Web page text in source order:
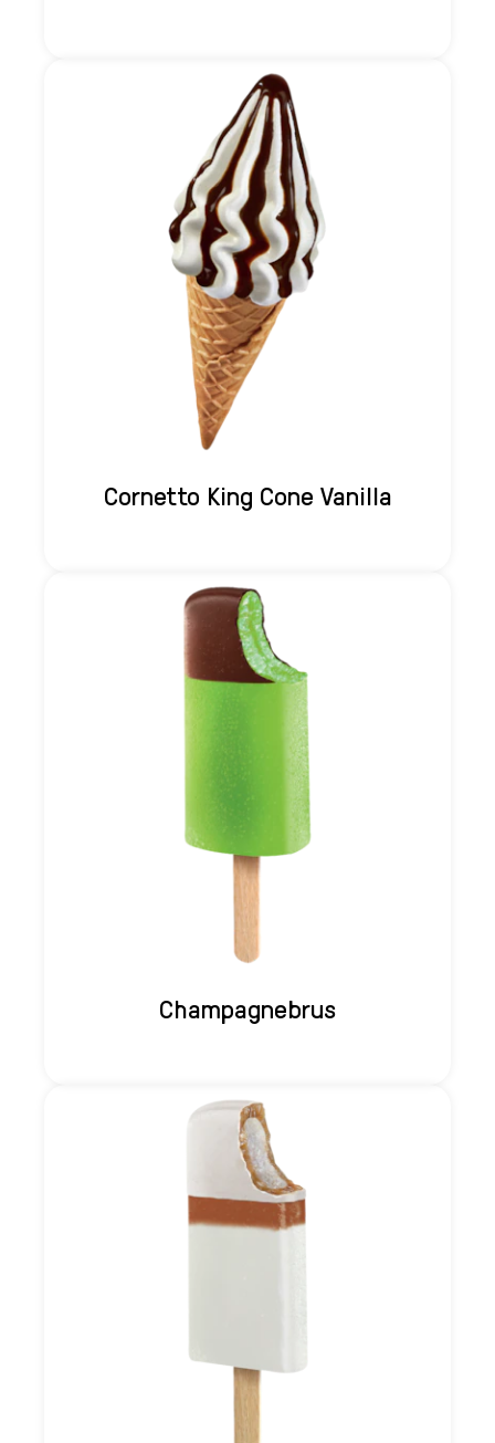
Cornetto King Cone Vanilla
Champagnebrus